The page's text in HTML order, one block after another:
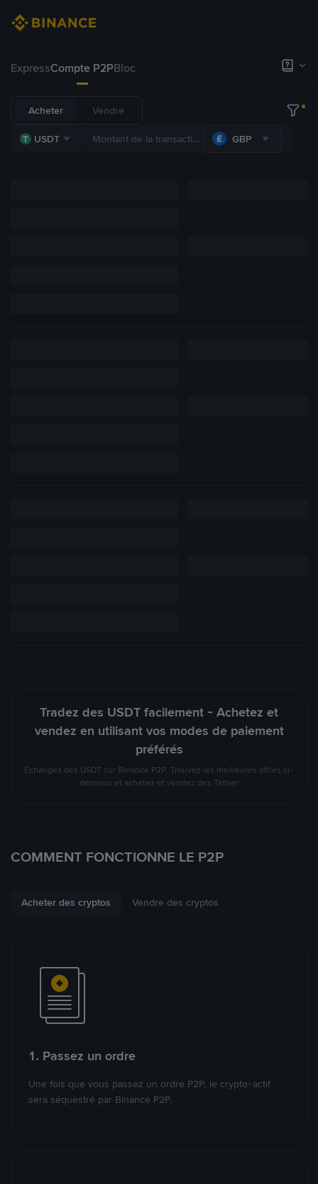
ExpressCompte P2PBloc
Acheter Vendre
USDT GBP
Tradez des USDT facilement - Achetez et
vendez en utilisant vos modes de paiement
préférés
Échangez des USDT sur Binance P2P. Trouvez les meilleures offres ci-
dessous et achetez et vendez des Tether
COMMENT FONCTIONNE LE P2P
Acheter des cryptos Vendre des cryptos
1. Passez un ordre
Une fois que vous passez un ordre P2P, le crypto-actif
sera séquestré par Binance P2P.